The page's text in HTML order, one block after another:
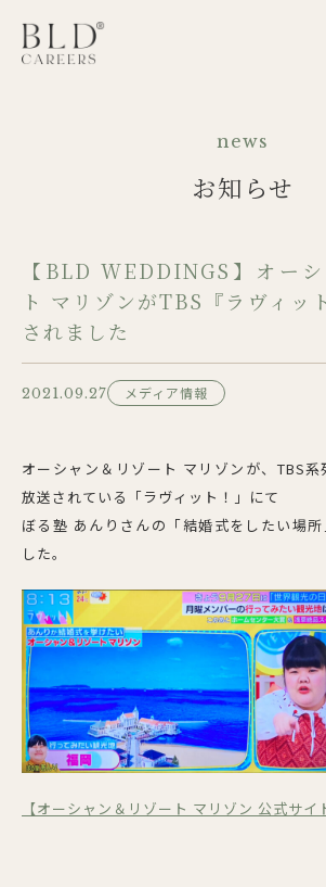
news
お知らせ
【BLD WEDDINGS】オー
ト マリゾンがTBS『ラヴィッ
されました
2021.09.27 メディア情報
オーシャン＆リゾート マリゾンが、TBS
放送されている「ラヴィット！」にて
ぼる塾 あんりさんの「結婚式をしたい場
した。
【オーシャン＆リゾート マリゾン 公式サイ